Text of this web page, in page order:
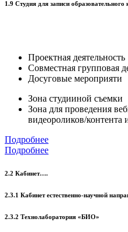
1.9 Студия для записи образовательного
Проектная деятельность
Совместная групповая
Досуговые мероприяти
Зона студииной съемки
Зона для проведения
видеороликов/контента
Подробнее
Подробнее
2.2 Кабинет….
2.3.1 Кабинет естественно-научной
2.3.2 Технолаборатория «БИО»